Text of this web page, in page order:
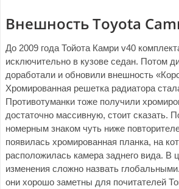
Внешность Тoyota
До 2009 года Тойота Камри v40
исключительно в кузове седан. Потом
доработали и обновили внешность
Хромированная решетка радиатора
Противотуманки тоже получили
достаточно массивную, стоит сказать.
номерным знаком чуть ниже
появилась хромированная планка, на
расположилась камера заднего вида. В
изменения сложно назвать
они хорошо заметны для почитателей